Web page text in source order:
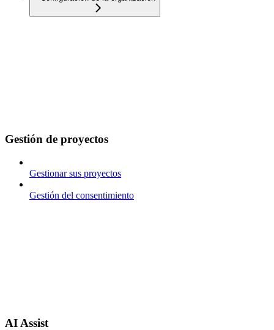
Gestión de proyectos
Gestionar sus proyectos
Gestión del consentimiento
AI Assist